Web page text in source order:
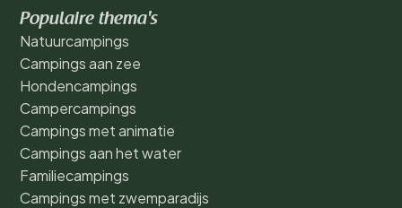
Populaire thema's
Natuurcampings
Campings aan zee
Hondencampings
Campercampings
Campings met animatie
Campings aan het water
Familiecampings
Campings met zwemparadijs